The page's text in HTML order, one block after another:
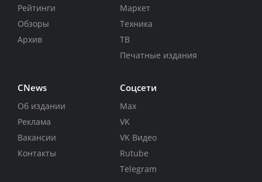
Рейтинги
Обзоры
Архив
Маркет
Техника
ТВ
Печатные издания
CNews
Об издании
Реклама
Вакансии
Контакты
Соцсети
Max
VK
VK Видео
Rutube
Telegram